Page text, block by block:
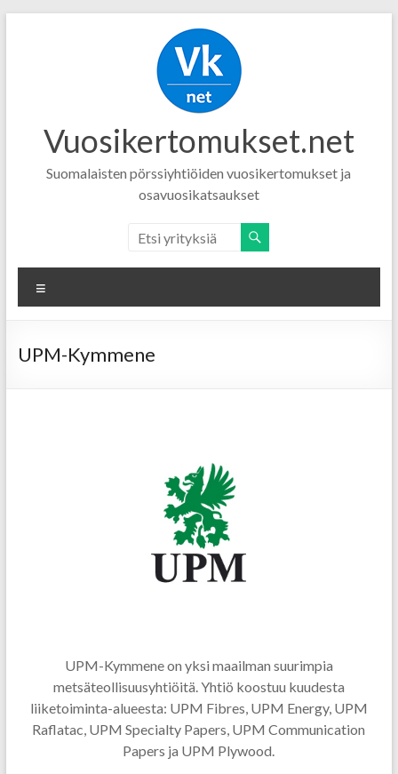
Vuosikertomukset.net
Suomalaisten pörssiyhtiöiden vuosikertomukset ja
osavuosikatsaukset
UPM-Kymmene
UPM-Kymmene on yksi maailman suurimpia
metsäteollisuusyhtiöitä. Yhtiö koostuu kuudesta
liiketoiminta-alueesta: UPM Fibres, UPM Energy, UPM
Raflatac, UPM Specialty Papers, UPM Communication
Papers ja UPM Plywood.